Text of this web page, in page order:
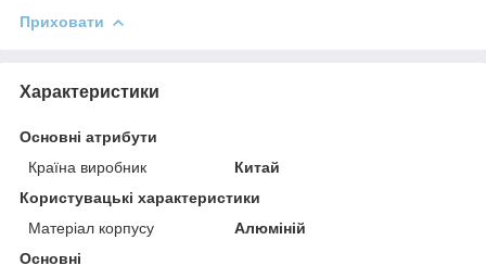
Приховати
Характеристики
Основні атрибути
Країна виробник
Китай
Користувацькі характеристики
Матеріал корпусу
Алюміній
Основні